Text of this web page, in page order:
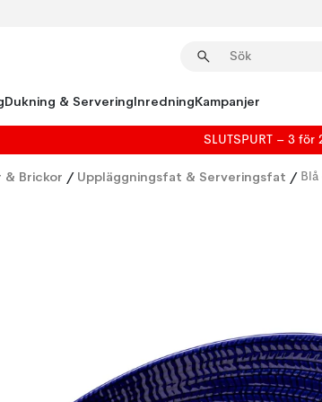
Dukning & ServeringInredningKampanjer
SLUTSPURT – 3
& Brickor / Uppläggningsfat & Serveringsfat /